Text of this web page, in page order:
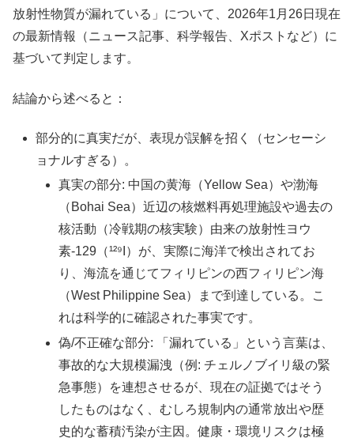
放射性物質が漏れている」について、2026年1月26日現在
の最新情報（ニュース記事、科学報告、Xポストなど）に
基づいて判定します。
結論から述べると：
部分的に真実だが、表現が誤解を招く（センセーシ
ョナルすぎる）。
真実の部分: 中国の黄海（Yellow Sea）や渤海
（Bohai Sea）近辺の核燃料再処理施設や過去の
核活動（冷戦期の核実験）由来の放射性ヨウ
素-129（¹²⁹I）が、実際に海洋で検出されてお
り、海流を通じてフィリピンの西フィリピン海
（West Philippine Sea）まで到達している。こ
れは科学的に確認された事実です。
偽/不正確な部分: 「漏れている」という言葉は、
事故的な大規模漏洩（例: チェルノブイリ級の緊
急事態）を連想させるが、現在の証拠ではそう
したものはなく、むしろ規制内の通常放出や歴
史的な蓄積汚染が主因。健康・環境リスクは極